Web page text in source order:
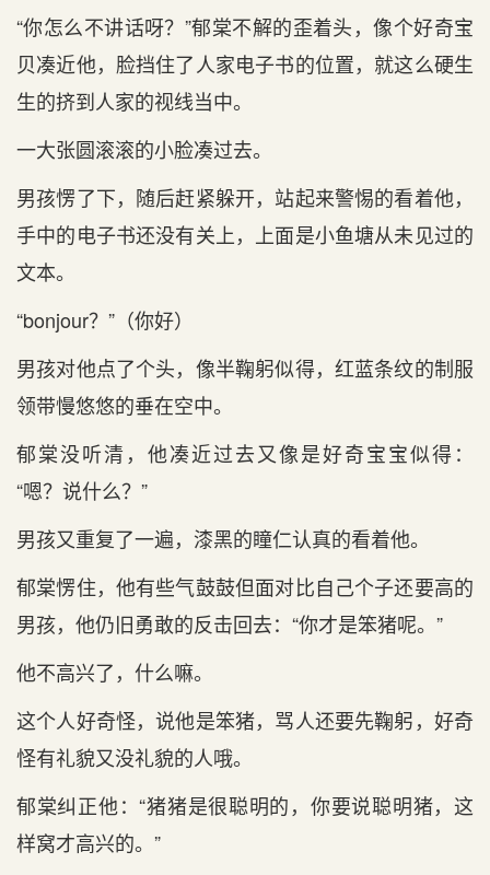
“你怎么不讲话呀？”郁棠不解的歪着头，像个好奇宝
贝凑近他，脸挡住了人家电子书的位置，就这么硬生
生的挤到人家的视线当中。
一大张圆滚滚的小脸凑过去。
男孩愣了下，随后赶紧躲开，站起来警惕的看着他，
手中的电子书还没有关上，上面是小鱼塘从未见过的
文本。
“bonjour？”（你好）
男孩对他点了个头，像半鞠躬似得，红蓝条纹的制服
领带慢悠悠的垂在空中。
郁棠没听清，他凑近过去又像是好奇宝宝似得：
“嗯？说什么？”
男孩又重复了一遍，漆黑的瞳仁认真的看着他。
郁棠愣住，他有些气鼓鼓但面对比自己个子还要高的
男孩，他仍旧勇敢的反击回去：“你才是笨猪呢。”
他不高兴了，什么嘛。
这个人好奇怪，说他是笨猪，骂人还要先鞠躬，好奇
怪有礼貌又没礼貌的人哦。
郁棠纠正他：“猪猪是很聪明的，你要说聪明猪，这
样窝才高兴的。”